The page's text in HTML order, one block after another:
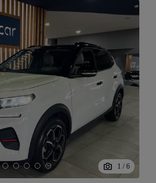
1 / 6